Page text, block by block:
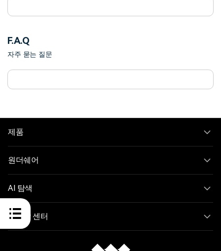
F.A.Q
자주 묻는 질문
제품
원더쉐어
AI 탐색
도움말 센터